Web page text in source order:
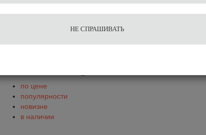
по цене
популярности
новизне
в наличии
НЕ СПРАШИВАТЬ